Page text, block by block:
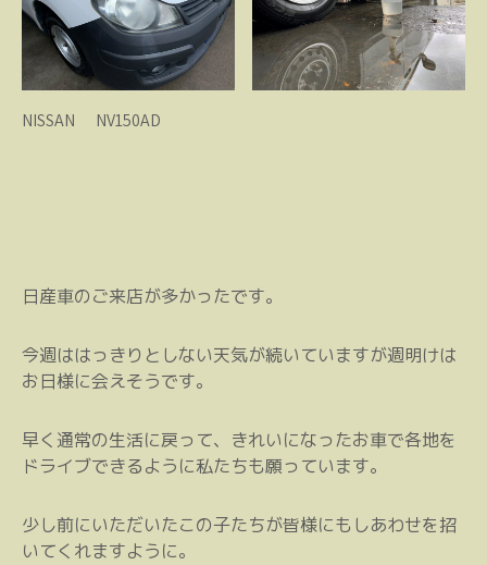
NISSAN NV150AD
日産車のご来店が多かったです。
今週ははっきりとしない天気が続いていますが週明けは
お日様に会えそうです。
早く通常の生活に戻って、きれいになったお車で各地を
ドライブできるように私たちも願っています。
少し前にいただいたこの子たちが皆様にもしあわせを招
いてくれますように。